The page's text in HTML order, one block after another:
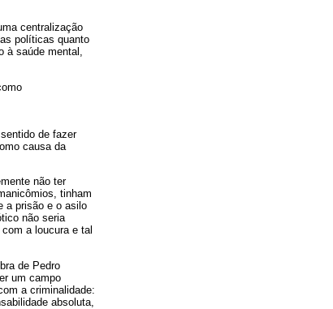
centralização
políticas quanto
à saúde mental,
de fazer
causa da
não ter
tinham
a prisão e o asilo
não seria
a loucura e tal
de Pedro
um campo
a criminalidade:
absoluta,